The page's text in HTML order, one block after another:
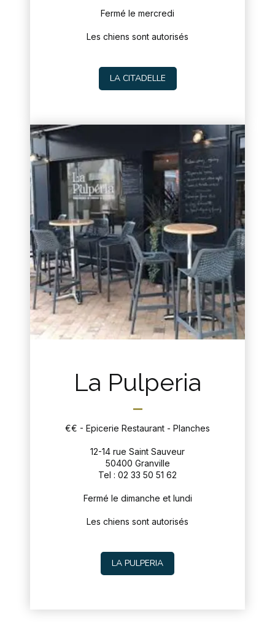
Fermé le mercredi
Les chiens sont autorisés
LA CITADELLE
La Pulperia
€€ - Epicerie Restaurant - Planches
12-14 rue Saint Sauveur
50400 Granville
Tel : 02 33 50 51 62
Fermé le dimanche et lundi
Les chiens sont autorisés
LA PULPERIA